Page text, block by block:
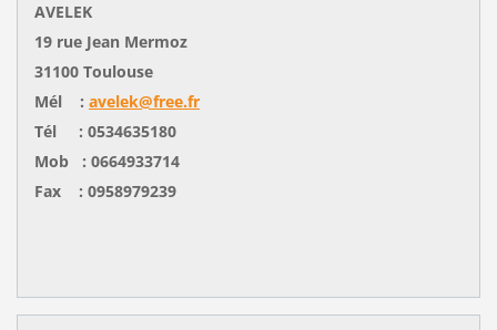
AVELEK
19 rue Jean Mermoz
31100 Toulouse
Mél : avelek@free.fr
Tél : 0534635180
Mob : 0664933714
Fax : 0958979239